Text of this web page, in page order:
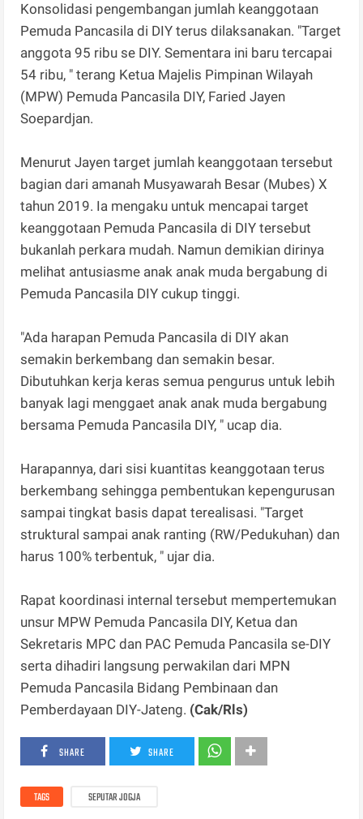
Konsolidasi pengembangan jumlah keanggotaan
Pemuda Pancasila di DIY terus dilaksanakan. "Target
anggota 95 ribu se DIY. Sementara ini baru tercapai
54 ribu, " terang Ketua Majelis Pimpinan Wilayah
(MPW) Pemuda Pancasila DIY, Faried Jayen
Soepardjan.
Menurut Jayen target jumlah keanggotaan tersebut
bagian dari amanah Musyawarah Besar (Mubes) X
tahun 2019. Ia mengaku untuk mencapai target
keanggotaan Pemuda Pancasila di DIY tersebut
bukanlah perkara mudah. Namun demikian dirinya
melihat antusiasme anak anak muda bergabung di
Pemuda Pancasila DIY cukup tinggi.
"Ada harapan Pemuda Pancasila di DIY akan
semakin berkembang dan semakin besar.
Dibutuhkan kerja keras semua pengurus untuk lebih
banyak lagi menggaet anak anak muda bergabung
bersama Pemuda Pancasila DIY, " ucap dia.
Harapannya, dari sisi kuantitas keanggotaan terus
berkembang sehingga pembentukan kepengurusan
sampai tingkat basis dapat terealisasi. "Target
struktural sampai anak ranting (RW/Pedukuhan) dan
harus 100% terbentuk, " ujar dia.
Rapat koordinasi internal tersebut mempertemukan
unsur MPW Pemuda Pancasila DIY, Ketua dan
Sekretaris MPC dan PAC Pemuda Pancasila se-DIY
serta dihadiri langsung perwakilan dari MPN
Pemuda Pancasila Bidang Pembinaan dan
Pemberdayaan DIY-Jateng. (Cak/Rls)
SHARE SHARE
TAGS SEPUTAR JOGJA